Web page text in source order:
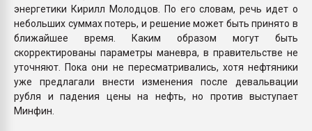
энергетики Кирилл Молодцов. По его словам, речь идет о
небольших суммах потерь, и решение может быть принято в
ближайшее время. Каким образом могут быть
скорректированы параметры маневра, в правительстве не
уточняют. Пока они не пересматривались, хотя нефтяники
уже предлагали внести изменения после девальвации
рубля и падения цены на нефть, но против выступает
Минфин.